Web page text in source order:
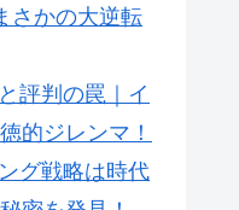
さかの大逆転
評判の罠｜イ
的ジレンマ！
グ戦略は時代